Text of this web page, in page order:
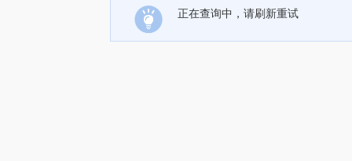
正在查询中，请刷新重试